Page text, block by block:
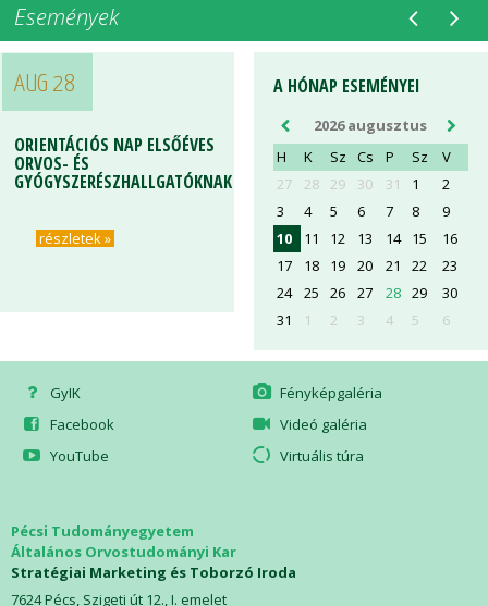
Események
A HÓNAP ESEMÉNYEI
2026 augusztus
H
K Sz Cs P Sz
V
27
28 29 30 31 1
2
3
4 5 6 7 8
9
10
11 12 13 14 15
16
17
18 19 20 21 22
23
24
25 26 27 28 29
30
31
1 2 3 4 5 6
AUG 28
ORIENTÁCIÓS NAP ELSŐÉVES
ORVOS- ÉS
GYÓGYSZERÉSZHALLGATÓKNAK
részletek »
AUG 28
ORIENTÁCIÓS NAP ELSŐÉVES
ORVOS- ÉS
GYÓGYSZERÉSZHALLGATÓKNAK
részletek »
GyIK
Facebook
YouTube
Fényképgaléria
Videó galéria
Virtuális túra
Pécsi Tudományegyetem
Általános Orvostudományi Kar
Stratégiai Marketing és Toborzó Iroda
7624 Pécs, Szigeti út 12., I. emelet